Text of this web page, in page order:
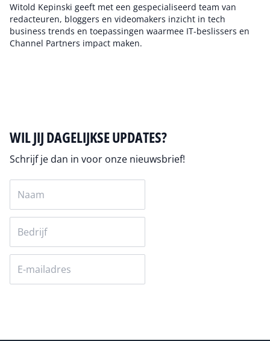
Witold Kepinski geeft met een gespecialiseerd team van
redacteuren, bloggers en videomakers inzicht in tech
business trends en toepassingen waarmee IT-beslissers en
Channel Partners impact maken.
WIL JIJ DAGELIJKSE UPDATES?
Schrijf je dan in voor onze nieuwsbrief!